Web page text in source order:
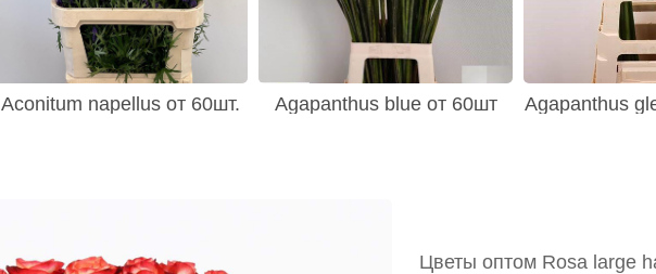
Aconitum napellus от 60шт. Agapanthus blue от 60шт Agapanthus
Цветы оптом Rosa large